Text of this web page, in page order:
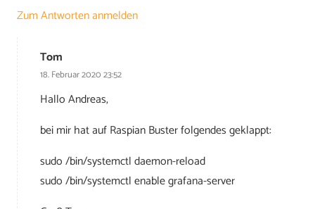
Zum Antworten anmelden
Tom
18. Februar 2020 23:52
Hallo Andreas,
bei mir hat auf Raspian Buster folgendes geklappt:
sudo /bin/systemctl daemon-reload
sudo /bin/systemctl enable grafana-server